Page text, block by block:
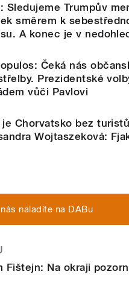
Sledujeme Trumpův
směrem k
A konec je v
Čeká nás
Prezidentské
vůči Pavlovi
je Chorvatsko bez
Wojtaszeková:
naladíte na DABu
Fištejn: Na okraji